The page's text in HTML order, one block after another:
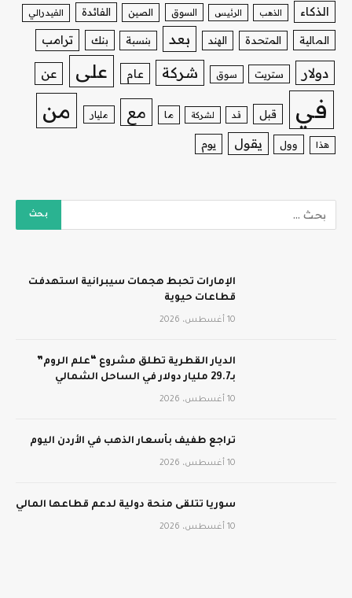
الذكاء
الذهب الرئيس السوق الصين الفائدة الفيدرالي
المالية المتحدة الهند بعد بنسبة بنك ترامب
دولار ستريت سوق شركة عام على عن
في قبل قد لشركة ما مع مليار من
هذا وول يقول يوم
الإمارات تحبط هجمات سيبرانية استهدفت
قطاعات حيوية
10 أغسطس، 2026
الديار القطرية تطلق مشروع “علم الروم”
بـ29.7 مليار دولار في الساحل الشمالي
10 أغسطس، 2026
تراجع طفيف بأسعار الذهب في الأردن اليوم
10 أغسطس، 2026
سوريا تتلقى منحة دولية لدعم قطاعها المالي
10 أغسطس، 2026